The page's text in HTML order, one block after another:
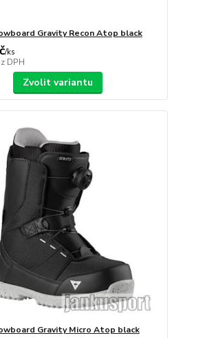
Gravity Recon Atop black
/ks
DPH
Zvolit variantu
Gravity Micro Atop black